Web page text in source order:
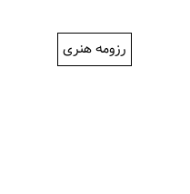
رزومه هنری